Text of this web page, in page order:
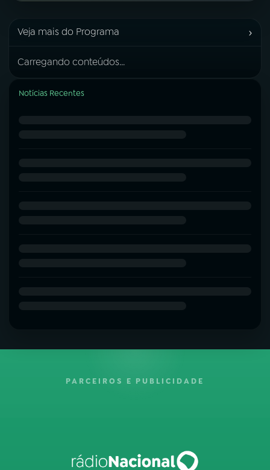
Veja mais do Programa ›
Carregando conteúdos...
Notícias Recentes
PARCEIROS E PUBLICIDADE